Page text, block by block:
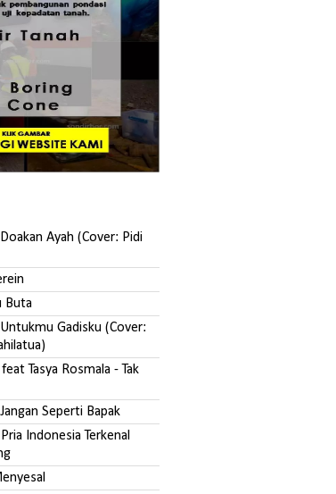
Ayah (Cover: Pidi
Buta
Gadisku (Cover:
Tasya Rosmala - Tak
Seperti Bapak
Indonesia Terkenal